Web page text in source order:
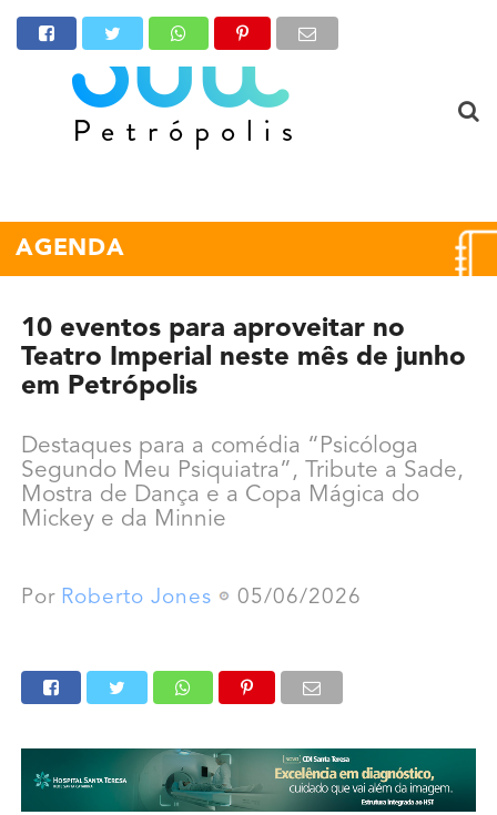
AGENDA
10 eventos para aproveitar no
Teatro Imperial neste mês de junho
em Petrópolis
Destaques para a comédia “Psicóloga
Segundo Meu Psiquiatra”, Tribute a Sade,
Mostra de Dança e a Copa Mágica do
Mickey e da Minnie
Por Roberto Jones 05/06/2026